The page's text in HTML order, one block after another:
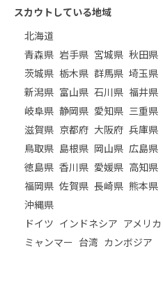
スカウトしている地域
北海道
青森県 岩手県 宮城県 秋田県
茨城県 栃木県 群馬県 埼玉県
新潟県 富山県 石川県 福井県
岐阜県 静岡県 愛知県 三重県
滋賀県 京都府 大阪府 兵庫県
鳥取県 島根県 岡山県 広島県
徳島県 香川県 愛媛県 高知県
福岡県 佐賀県 長崎県 熊本県
沖縄県
ドイツ インドネシア アメリカ
ミャンマー 台湾 カンボジア